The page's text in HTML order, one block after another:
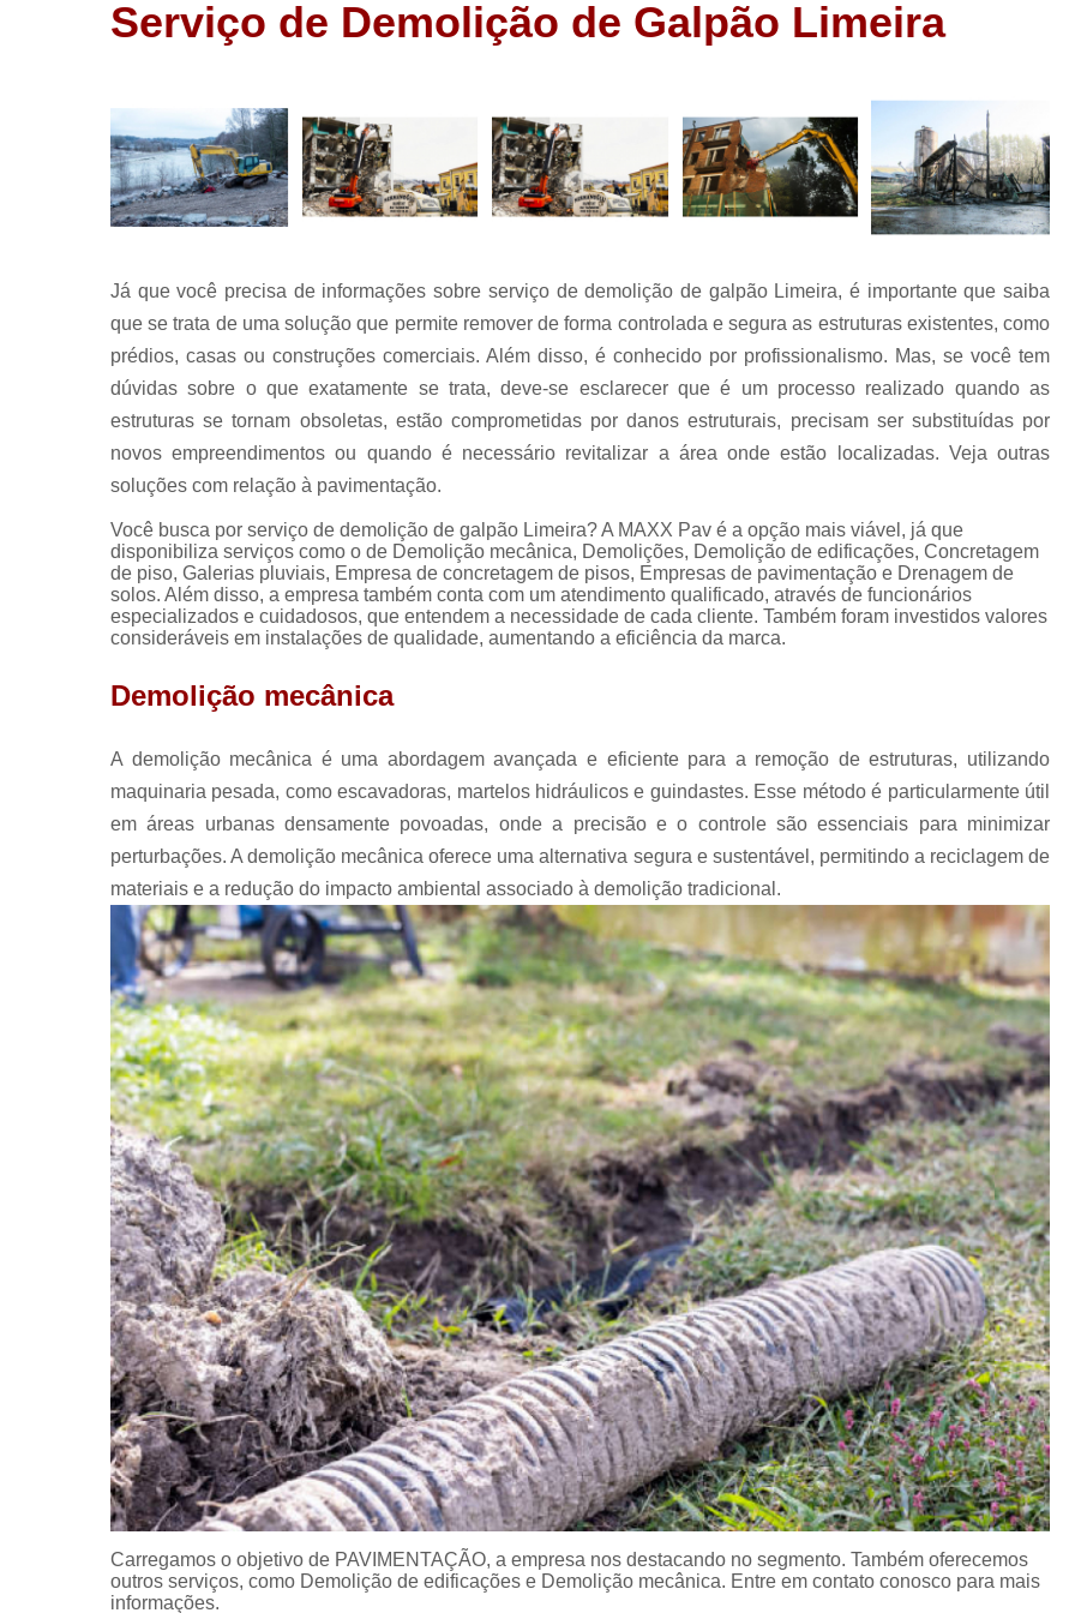
Galerias
pluviais
asfaltica
Pavimentação
com asfalto
Redes de
esgoto
Serviço de
pavimentação
Terraplanagens
Demolição com Retroescavadeira
Demolição Mecânica Grande São Paulo
Demolição para Construção Civil
Demolição de Laje de Concreto
Demolição de Vigas
Demolição e
Demolição
Drenagem de Solo
Drenagem de Solo Grande São Paulo
Drenagem de Terreno
Drenagem do Solo
Drenagem em Terreno Encharcado
Empresa de
Empresa de
Empresa de
Empresa de Concretagem de Piso Polido
Empresa de
Empresa de Concreto
Empresa de Concreto Usinado para
Empresa de Pavimentação Asfáltica
Empresa de Pavimentação Interior de São
Empresa Que Faz Asfalto
Empresas de Pavimentação Betuminosa
Empresas de
Empresas de Terraplanagem e
Galeria de Agua Fluvial
Galeria de
Galeria de água
Galeria de água Pluvial
Galeria Pluvial de Esgoto
Galeria Pluvial Interior de São
Pavimentação Betuminosa
Pavimentação de Concreto
Pavimentação em Concreto
Pavimentação Grande São Paulo
Pavimentação Asfáltica e Recapeamento
Pavimentação Asfáltica Empresas
Pavimentação Asfáltica Interior de São Paulo
Serviço de Demolição de Galpão Limeira
Já que você precisa de informações sobre serviço de demolição de galpão Limeira, é importante que saiba
que se trata de uma solução que permite remover de forma controlada e segura as estruturas existentes, como
prédios, casas ou construções comerciais. Além disso, é conhecido por profissionalismo. Mas, se você tem
dúvidas sobre o que exatamente se trata, deve-se esclarecer que é um processo realizado quando as
estruturas se tornam obsoletas, estão comprometidas por danos estruturais, precisam ser substituídas por
novos empreendimentos ou quando é necessário revitalizar a área onde estão localizadas. Veja outras
soluções com relação à pavimentação.
Você busca por serviço de demolição de galpão Limeira? A MAXX Pav é a opção mais viável, já que
disponibiliza serviços como o de Demolição mecânica, Demolições, Demolição de edificações, Concretagem
de piso, Galerias pluviais, Empresa de concretagem de pisos, Empresas de pavimentação e Drenagem de
solos. Além disso, a empresa também conta com um atendimento qualificado, através de funcionários
especializados e cuidadosos, que entendem a necessidade de cada cliente. Também foram investidos valores
consideráveis em instalações de qualidade, aumentando a eficiência da marca.
Demolição mecânica
A demolição mecânica é uma abordagem avançada e eficiente para a remoção de estruturas, utilizando
maquinaria pesada, como escavadoras, martelos hidráulicos e guindastes. Esse método é particularmente útil
em áreas urbanas densamente povoadas, onde a precisão e o controle são essenciais para minimizar
perturbações. A demolição mecânica oferece uma alternativa segura e sustentável, permitindo a reciclagem de
materiais e a redução do impacto ambiental associado à demolição tradicional.
Carregamos o objetivo de PAVIMENTAÇÃO, a empresa nos destacando no segmento. Também oferecemos
outros serviços, como Demolição de edificações e Demolição mecânica. Entre em contato conosco para mais
informações.